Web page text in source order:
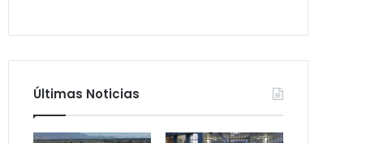
Últimas Noticias